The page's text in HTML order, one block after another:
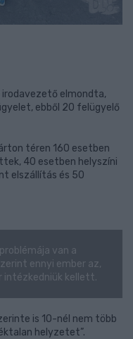
elmondta,
ebből 20 felügyelő
téren 160 esetben
40 esetben helyszíni
elszállítás és 50
van a
ennyi ember az,
intézkedniük kellett.
is 10-nél nem több
helyzetet”.